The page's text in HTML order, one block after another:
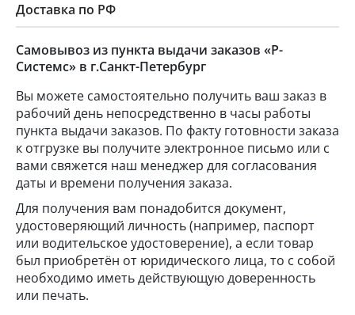
Доставка по РФ
Самовывоз из пункта выдачи заказов «Р-
Системс» в г.Санкт-Петербург
Вы можете самостоятельно получить ваш заказ в
рабочий день непосредственно в часы работы
пункта выдачи заказов. По факту готовности заказа
к отгрузке вы получите электронное письмо или с
вами свяжется наш менеджер для согласования
даты и времени получения заказа.
Для получения вам понадобится документ,
удостоверяющий личность (например, паспорт
или водительское удостоверение), а если товар
был приобретён от юридического лица, то с собой
необходимо иметь действующую доверенность
или печать.